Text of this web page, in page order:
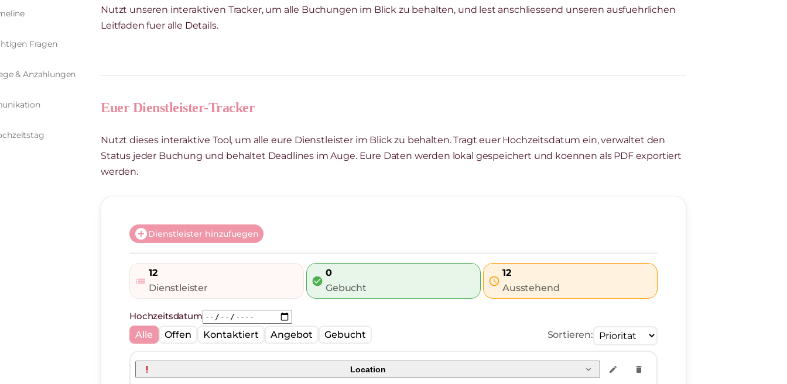
Fragen
& Anzahlungen
Nutzt unseren interaktiven Tracker, um alle Buchungen im Blick zu behalten, und lest anschliessend unseren ausfuehrlichen
Leitfaden fuer alle Details.
Euer Dienstleister-Tracker
Nutzt dieses interaktive Tool, um alle eure Dienstleister im Blick zu behalten. Tragt euer Hochzeitsdatum ein, verwaltet den
Status jeder Buchung und behaltet Deadlines im Auge. Eure Daten werden lokal gespeichert und koennen als PDF exportiert
werden.
add_circleDienstleister hinzufuegen
list
12
Dienstleister
check_circle
0
Gebucht
schedule
12
Ausstehend
Hochzeitsdatum
Alle
Offen Kontaktiert Angebot Gebucht Sortieren:
priority_high Location expand_more edit delete